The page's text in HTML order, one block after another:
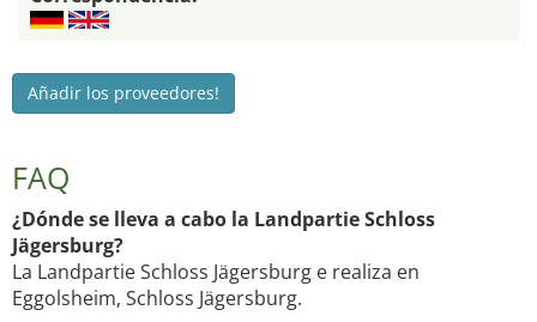
Añadir los proveedores!
FAQ
¿Dónde se lleva a cabo la Landpartie Schloss
Jägersburg?
La Landpartie Schloss Jägersburg e realiza en
Eggolsheim, Schloss Jägersburg.